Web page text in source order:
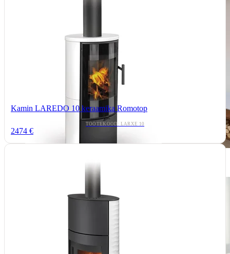
Kamin LAREDO 10 keraamika Romotop
TOOTEKOOD: LARXE 10
2474 €